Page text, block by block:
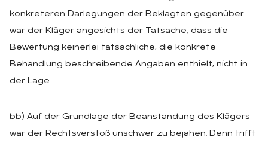
konkreteren Darlegungen der Beklagten gegenüber
war der Kläger angesichts der Tatsache, dass die
Bewertung keinerlei tatsächliche, die konkrete
Behandlung beschreibende Angaben enthielt, nicht in
der Lage.
bb) Auf der Grundlage der Beanstandung des Klägers
war der Rechtsverstoß unschwer zu bejahen. Denn trifft